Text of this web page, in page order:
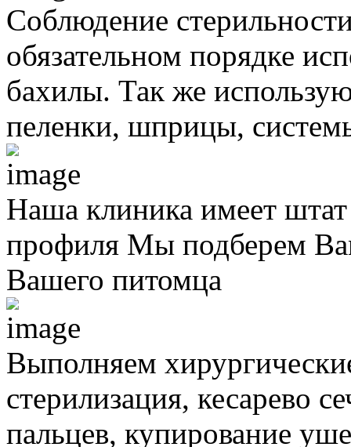
Соблюдение
обязательном порядке
бахилы. Так же
пеленки, шприцы,
Наша клиника имеет
профиля Мы подберем
Вашего питомца
Выполняем
стерилизация, кесарево
пальцев, купирование